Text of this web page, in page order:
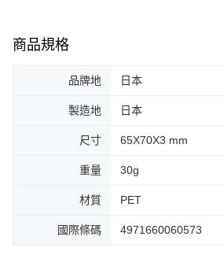
商品規格
品牌地 日本
製造地 日本
尺寸 65X70X3 mm
重量 30g
材質 PET
國際條碼 4971660060573